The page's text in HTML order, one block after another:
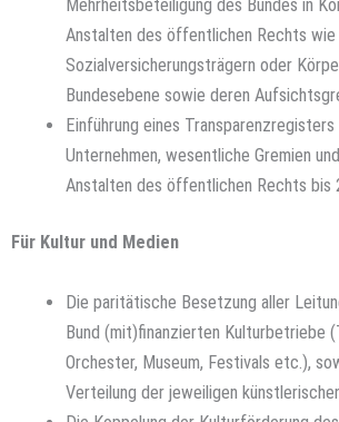
Mehrheitsbeteiligung des Bundes in
Anstalten des öffentlichen Rechts wie
Sozialversicherungsträgern oder
Bundesebene sowie deren
Einführung eines
Unternehmen, wesentliche Gremien
Anstalten des öffentlichen Rechts bis
Für Kultur und Medien
Die paritätische Besetzung aller
Bund (mit)finanzierten Kulturbetriebe
Orchester, Museum, Festivals etc.),
Verteilung der jeweiligen